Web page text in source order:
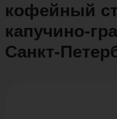
кофейный
капучино-
Санкт-